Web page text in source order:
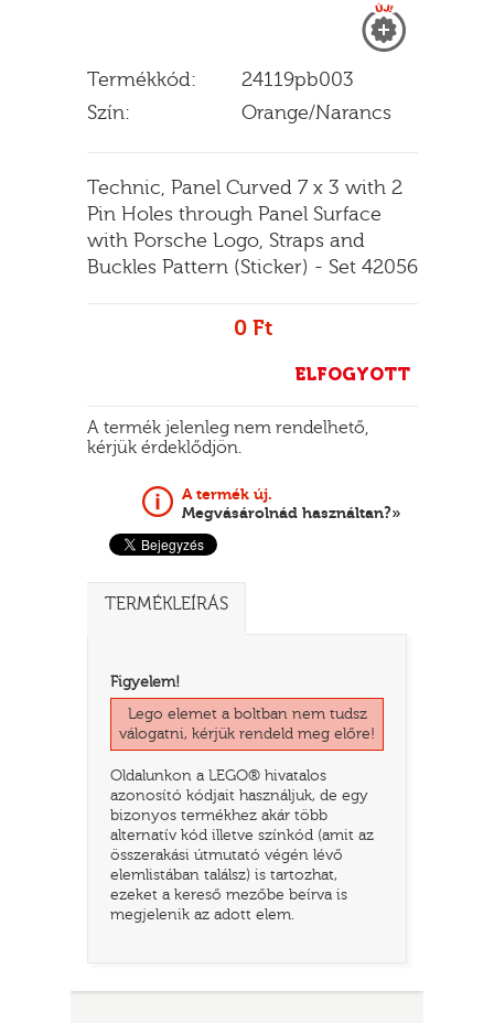
Termékkód:
24119pb003
Szín:
Orange/Narancs
Technic, Panel Curved 7 x 3 with 2
Pin Holes through Panel Surface
with Porsche Logo, Straps and
Buckles Pattern (Sticker) - Set 42056
0 Ft
ELFOGYOTT
A termék jelenleg nem rendelhető,
kérjük érdeklődjön.
A termék új.
Megvásárolnád használtan?»
TERMÉKLEÍRÁS
Figyelem!
Lego elemet a boltban nem tudsz
válogatni, kérjük rendeld meg előre!
Oldalunkon a LEGO® hivatalos
azonosító kódjait használjuk, de egy
bizonyos termékhez akár több
alternatív kód illetve színkód (amit az
összerakási útmutató végén lévő
elemlistában találsz) is tartozhat,
ezeket a kereső mezőbe beírva is
megjelenik az adott elem.